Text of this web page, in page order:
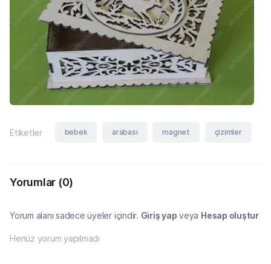
Etiketler bebek arabası magnet çizimler
Yorumlar (0)
Yorum alanı sadece üyeler içindir. Giriş yap veya Hesap oluştur
Henüz yorum yapılmadı